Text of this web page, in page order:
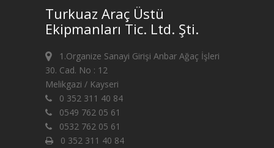
Turkuaz Araç Üstü
Ekipmanları Tic. Ltd. Şti.
1.Organize Sanayi Girişi Anbar Ağaç İşleri
30. Cad. No : 12
Melikgazi / Kayseri
0 352 311 40 84
0549 762 05 61
0532 762 05 61
0 352 311 40 84